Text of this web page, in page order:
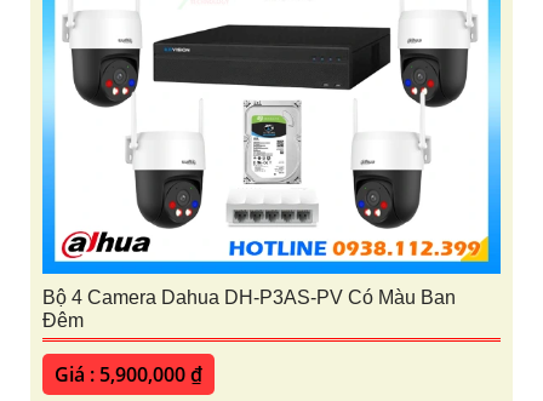
Bộ 4 Camera Dahua DH-P3AS-PV Có Màu Ban
Đêm
Giá : 5,900,000 ₫